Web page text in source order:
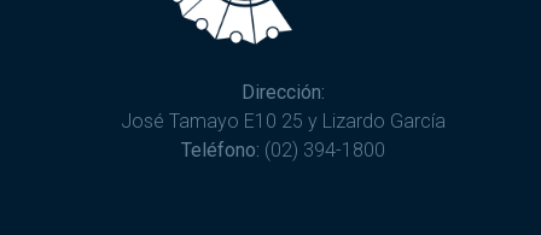
Dirección:
José Tamayo E10 25 y Lizardo García
Teléfono: (02) 394-1800